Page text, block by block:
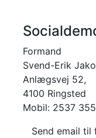
Formand
Svend-Erik
Anlægsvej 52,
4100 Ringsted
Mobil: 2537
Send email til